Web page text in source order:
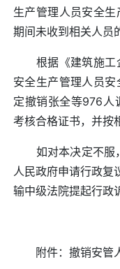
生产管理人员安全
期间未收到相关人员
根据《建筑施工
安全生产管理人员
定撤销张全等976人
考核合格证书，并按
如对本决定不服
人民政府申请行政复
输中级法院提起行政
附件：撤销安管人